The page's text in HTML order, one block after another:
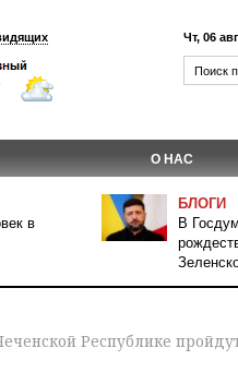
Чт, 06
О НАС
в
БЛОГИ
В
Республике